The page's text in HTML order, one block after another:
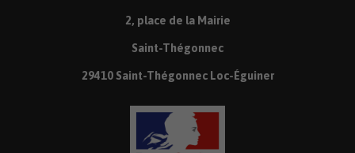
2, place de la Mairie
Saint-Thégonnec
29410 Saint-Thégonnec Loc-Éguiner